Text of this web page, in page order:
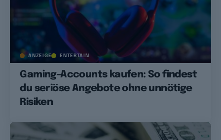
ANZEIGE ENTERTAIN
Gaming-Accounts kaufen: So findest
du seriöse Angebote ohne unnötige
Risiken